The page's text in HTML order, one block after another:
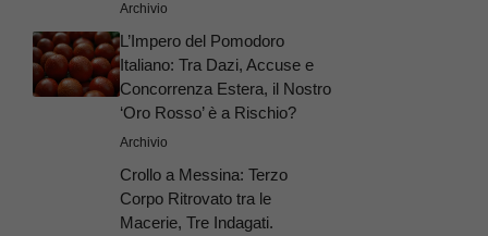
Archivio
L’Impero del Pomodoro
Italiano: Tra Dazi, Accuse e
Concorrenza Estera, il Nostro
‘Oro Rosso’ è a Rischio?
Archivio
Crollo a Messina: Terzo
Corpo Ritrovato tra le
Macerie, Tre Indagati.